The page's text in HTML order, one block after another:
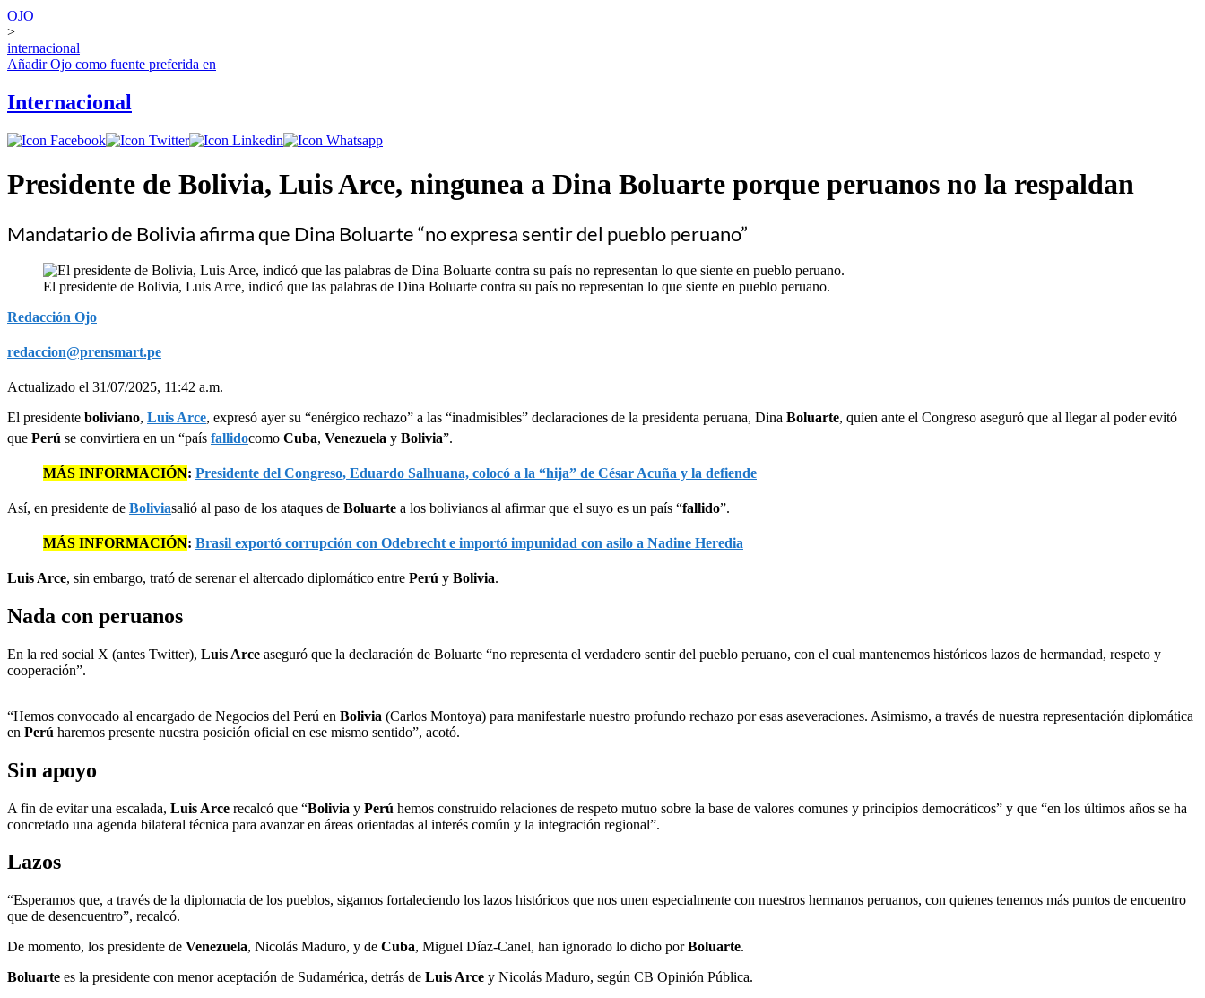
OJO
>
internacional
AñadirOjo como fuente preferida en
Internacional
Presidente de Bolivia, Luis Arce, ningunea a Dina Boluarte porque peruanos no la respaldan
Mandatario de Bolivia afirma que Dina Boluarte “no expresa sentir del pueblo peruano”
El presidente de Bolivia, Luis Arce, indicó que las palabras de Dina Boluarte contra su país no representan lo que siente en pueblo peruano.
Redacción Ojo
redaccion@prensmart.pe
Actualizado el 31/07/2025, 11:42 a.m.
El presidente boliviano, Luis Arce, expresó ayer su “enérgico rechazo” a las “inadmisibles” declaraciones de la presidenta peruana, Dina Boluarte, quien ante el Congreso aseguró que al llegar al poder evitó
que Perú se convirtiera en un “país fallidocomo Cuba, Venezuela y Bolivia”.
MÁS INFORMACIÓN: Presidente del Congreso, Eduardo Salhuana, colocó a la “hija” de César Acuña y la defiende
Así, en presidente de Boliviasalió al paso de los ataques de Boluarte a los bolivianos al afirmar que el suyo es un país “fallido”.
MÁS INFORMACIÓN: Brasil exportó corrupción con Odebrecht e importó impunidad con asilo a Nadine Heredia
Luis Arce, sin embargo, trató de serenar el altercado diplomático entre Perú y Bolivia.
Nada con peruanos
En la red social X (antes Twitter), Luis Arce aseguró que la declaración de Boluarte “no representa el verdadero sentir del pueblo peruano, con el cual mantenemos históricos lazos de hermandad, respeto y
cooperación”.
“Hemos convocado al encargado de Negocios del Perú en Bolivia (Carlos Montoya) para manifestarle nuestro profundo rechazo por esas aseveraciones. Asimismo, a través de nuestra representación diplomática
en Perú haremos presente nuestra posición oficial en ese mismo sentido”, acotó.
Sin apoyo
A fin de evitar una escalada, Luis Arce recalcó que “Bolivia y Perú hemos construido relaciones de respeto mutuo sobre la base de valores comunes y principios democráticos” y que “en los últimos años se ha
concretado una agenda bilateral técnica para avanzar en áreas orientadas al interés común y la integración regional”.
Lazos
“Esperamos que, a través de la diplomacia de los pueblos, sigamos fortaleciendo los lazos históricos que nos unen especialmente con nuestros hermanos peruanos, con quienes tenemos más puntos de encuentro
que de desencuentro”, recalcó.
De momento, los presidente de Venezuela, Nicolás Maduro, y de Cuba, Miguel Díaz-Canel, han ignorado lo dicho porBoluarte.
Boluarte es la presidente con menor aceptación de Sudamérica, detrás de Luis Arce y Nicolás Maduro, según CB Opinión Pública.